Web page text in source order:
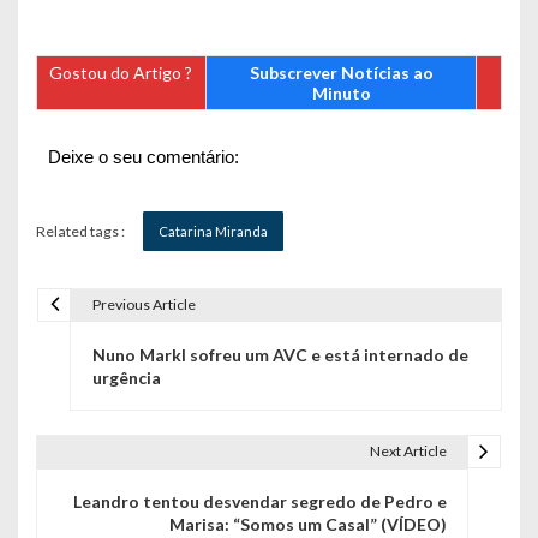
Gostou do Artigo ?
Subscrever Notícias ao
Minuto
Deixe o seu comentário:
Related tags : Catarina Miranda
Previous Article
Nuno Markl sofreu um AVC e está internado de
urgência
Next Article
Leandro tentou desvendar segredo de Pedro e
Marisa: “Somos um Casal” (VÍDEO)